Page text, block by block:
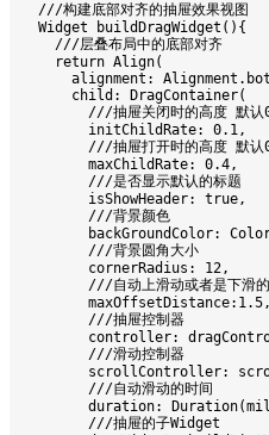
  ///构建底部对齐的抽屉效果视图
  Widget buildDragWidget(){
    ///层叠布局中的底部对齐
    return Align(
alignment:
      child: DragContainer(
///抽屉关闭时的高度 默
        initChildRate: 0.1,
///抽屉打开时的高度 默
        maxChildRate: 0.4,
        ///是否显示默认的标题
        isShowHeader: true,
        ///背景颜色
backGroundColor:
        ///背景圆角大小
        cornerRadius: 12,
///自动上滑动或者是下滑
        maxOffsetDistance:1.5,
        ///抽屉控制器
controller:
        ///滑动控制器
scrollController:
        ///自动滑动的时间
duration:
        ///抽屉的子Widget